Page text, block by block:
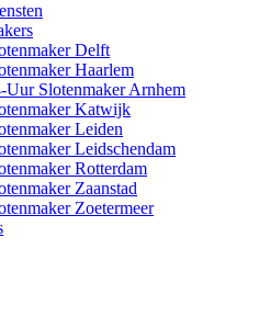
Delft
Haarlem
Uur Slotenmaker Arnhem
Katwijk
Leiden
Leidschendam
Rotterdam
Zaanstad
Zoetermeer